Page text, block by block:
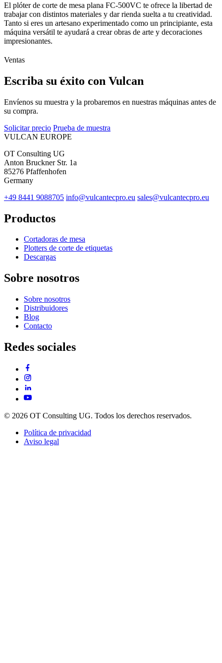
El plóter de corte de mesa plana FC-500VC te ofrece la libertad de
trabajar con distintos materiales y dar rienda suelta a tu creatividad.
Tanto si eres un artesano experimentado como un principiante, esta
máquina versátil te ayudará a crear obras de arte y decoraciones
impresionantes.
Ventas
Escriba su éxito con Vulcan
Envíenos su muestra y la probaremos en nuestras máquinas antes de
su compra.
Solicitar precio Prueba de muestra
VULCAN EUROPE
OT Consulting UG
Anton Bruckner Str. 1a
85276 Pfaffenhofen
Germany
+49 8441 9088705 info@vulcantecpro.eu sales@vulcantecpro.eu
Productos
Cortadoras de mesa
Plotters de corte de etiquetas
Descargas
Sobre nosotros
Sobre nosotros
Distribuidores
Blog
Contacto
Redes sociales
© 2026 OT Consulting UG. Todos los derechos reservados.
Política de privacidad
Aviso legal